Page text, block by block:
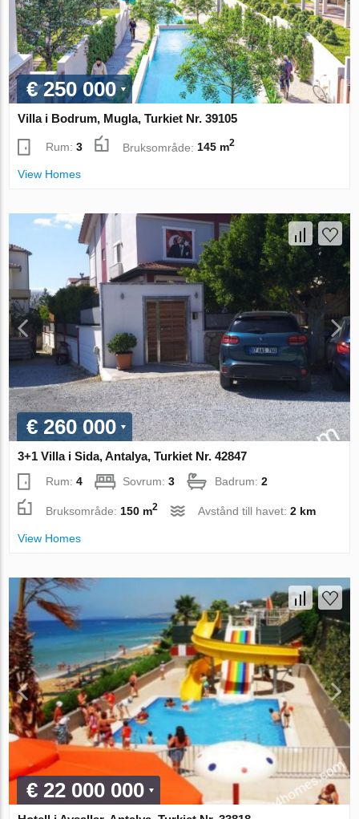
€ 250 000
Villa i Bodrum, Mugla, Turkiet Nr. 39105
Rum:3 Bruksområde:145 m2
View Homes
€ 260 000
3+1 Villa i Sida, Antalya, Turkiet Nr. 42847
Rum:4 Sovrum:3 Badrum:2
Bruksområde: 150 m2 Avstånd till havet:2 km
View Homes
€ 22 000 000